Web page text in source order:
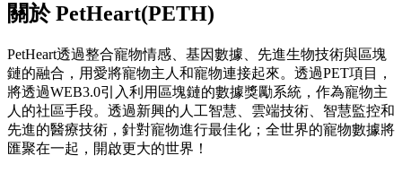
關於 PetHeart(PETH)
PetHeart透過整合寵物情感、基因數據、先進生物技術與區塊
鏈的融合，用愛將寵物主人和寵物連接起來。透過PET項目，
將透過WEB3.0引入利用區塊鏈的數據獎勵系統，作為寵物主
人的社區手段。透過新興的人工智慧、雲端技術、智慧監控和
先進的醫療技術，針對寵物進行最佳化；全世界的寵物數據將
匯聚在一起，開啟更大的世界！